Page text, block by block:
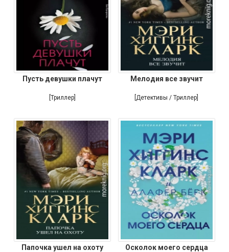
Пусть девушки плачут
[Триллер]
Мелодия все звучит
[Детективы / Триллер]
Папочка ушел на охоту Осколок моего сердца